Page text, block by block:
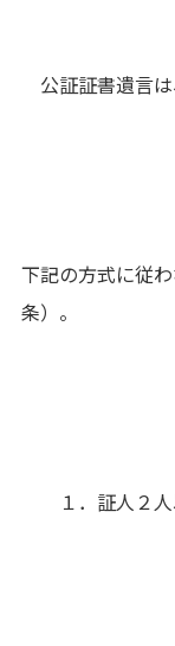
公証証書遺言は
下記の方式に従
条）。
１．証人２人